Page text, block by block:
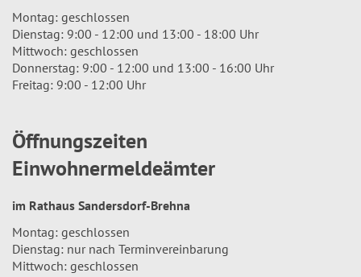
Montag: geschlossen
Dienstag: 9:00 - 12:00 und 13:00 - 18:00 Uhr
Mittwoch: geschlossen
Donnerstag: 9:00 - 12:00 und 13:00 - 16:00 Uhr
Freitag: 9:00 - 12:00 Uhr
Öffnungszeiten
Einwohnermeldeämter
im Rathaus Sandersdorf-Brehna
Montag: geschlossen
Dienstag: nur nach Terminvereinbarung
Mittwoch: geschlossen